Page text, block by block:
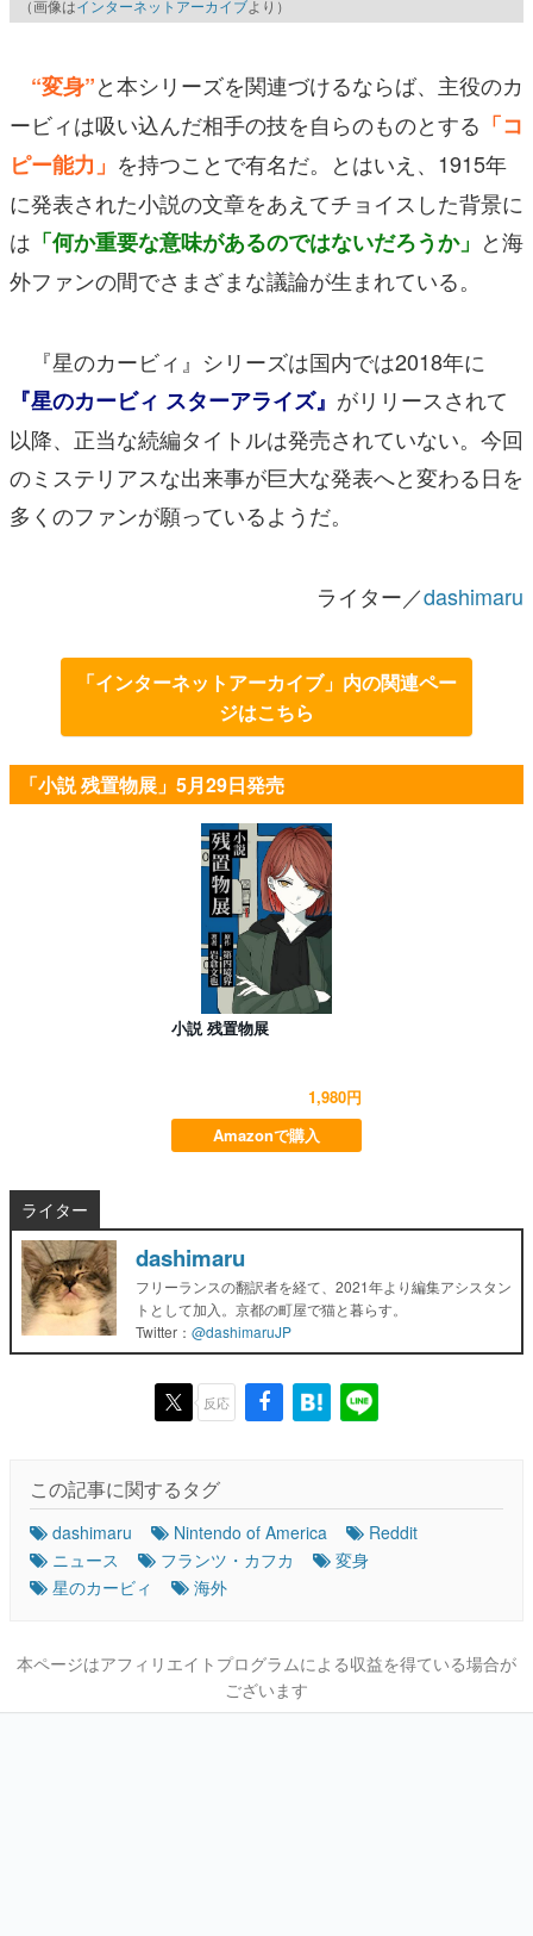
（画像はインターネットアーカイブより）
“変身”と本シリーズを関連づけるならば、主役のカ
ービィは吸い込んだ相手の技を自らのものとする 「コ
ピー能力」 を持つことで有名だ。とはいえ、1915年
に発表された小説の文章をあえてチョイスした背景に
は 「何か重要な意味があるのではないだろうか」 と海
外ファンの間でさまざまな議論が生まれている。
『星のカービィ』シリーズは国内では2018年に
『星のカービィ スターアライズ』 がリリースされて
以降、正当な続編タイトルは発売されていない。今回
のミステリアスな出来事が巨大な発表へと変わる日を
多くのファンが願っているようだ。
ライター／dashimaru
「インターネットアーカイブ」内の関連ペー
ジはこちら
「小説 残置物展」5月29日発売
小説 残置物展
1,980円
Amazonで購入
ライター
dashimaru
フリーランスの翻訳者を経て、2021年より編集アシスタン
トとして加入。京都の町屋で猫と暮らす。
Twitter： @dashimaruJP
反応
この記事に関するタグ
dashimaru Nintendo of America
Reddit
ニュース
フランツ・カフカ
変身
星のカービィ
海外
本ページはアフィリエイトプログラムによる収益を得ている場合が
ございます